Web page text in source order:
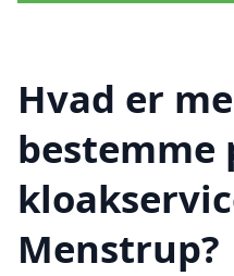
Hvad er
bestemme
Menstrup?